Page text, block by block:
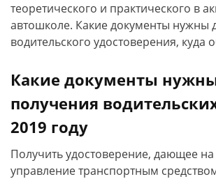
теоретического и практического в
автошколе. Какие документы нужны
водительского удостоверения, куда
Какие документы
получения
2019 году
Получить удостоверение, дающее
управление транспортным